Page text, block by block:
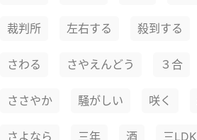
裁判所 左右する 殺到する
さわる さやえんどう ３合
ささやか 騒がしい 咲く
さよなら 三年 酒 三LDK